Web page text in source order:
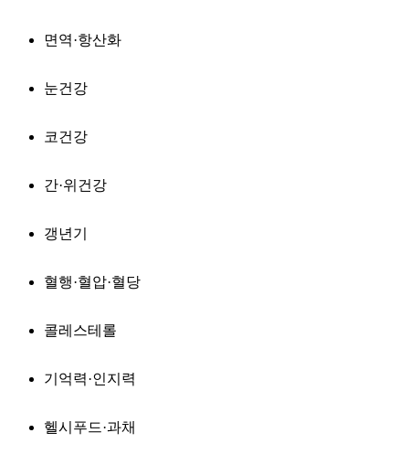
면역·항산화
눈건강
코건강
간·위건강
갱년기
혈행·혈압·혈당
콜레스테롤
기억력·인지력
헬시푸드·과채